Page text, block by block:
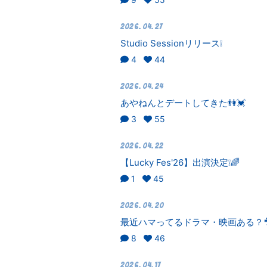
2026.04.27
Studio Sessionリリース❕
4 44
2026.04.24
あやねんとデートしてきた👫💓
3 55
2026.04.22
【Lucky Fes'26】出演決定❕🌈
1 45
2026.04.20
最近ハマってるドラマ・映画ある？
8 46
2026.04.17